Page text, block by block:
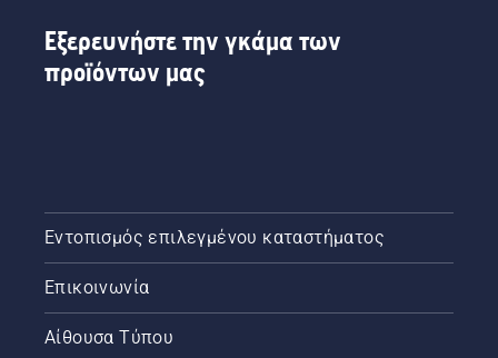
Εξερευνήστε την γκάμα των
προϊόντων μας
Εντοπισμός επιλεγμένου καταστήματος
Επικοινωνία
Αίθουσα Τύπου